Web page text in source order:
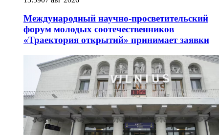
Международный научно-просветительский
форум молодых соотечественников
«Траектория открытий» принимает заявки